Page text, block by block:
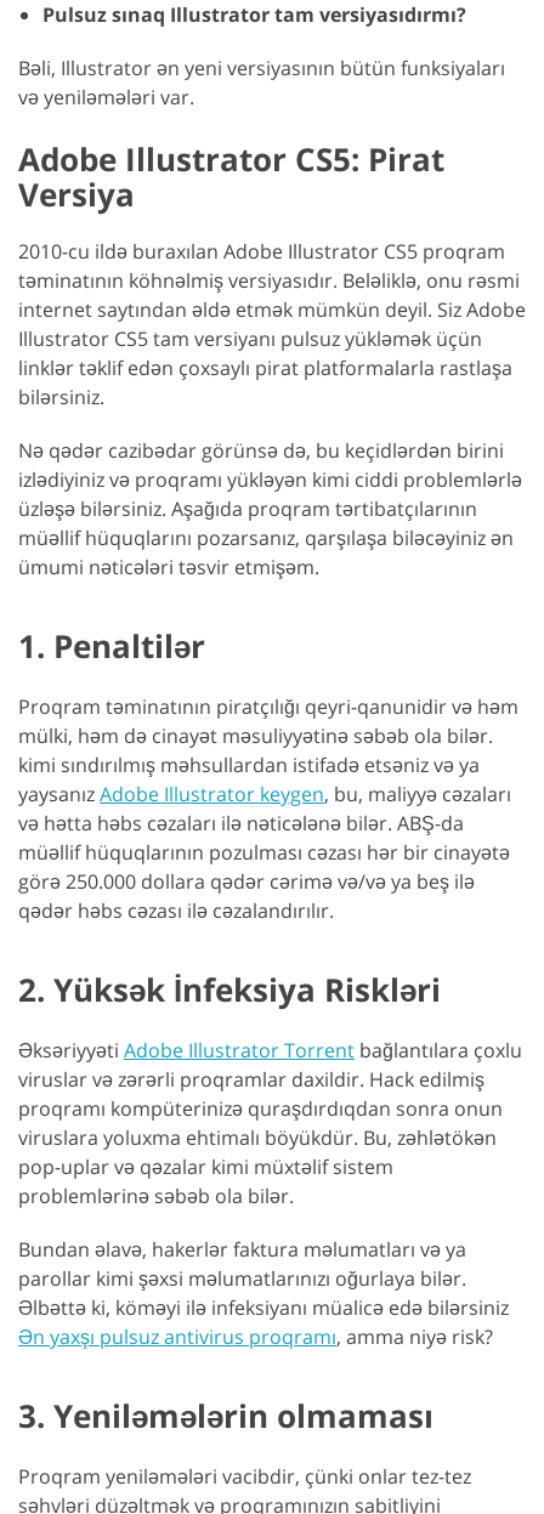
Pulsuz sınaq Illustrator tam versiyasıdırmı?
Bəli, Illustrator ən yeni versiyasının bütün funksiyaları
və yeniləmələri var.
Adobe Illustrator CS5: Pirat
Versiya
2010-cu ildə buraxılan Adobe Illustrator CS5 proqram
təminatının köhnəlmiş versiyasıdır. Beləliklə, onu rəsmi
internet saytından əldə etmək mümkün deyil. Siz Adobe
Illustrator CS5 tam versiyanı pulsuz yükləmək üçün
linklər təklif edən çoxsaylı pirat platformalarla rastlaşa
bilərsiniz.
Nə qədər cazibədar görünsə də, bu keçidlərdən birini
izlədiyiniz və proqramı yükləyən kimi ciddi problemlərlə
üzləşə bilərsiniz. Aşağıda proqram tərtibatçılarının
müəllif hüquqlarını pozarsanız, qarşılaşa biləcəyiniz ən
ümumi nəticələri təsvir etmişəm.
1. Penaltilər
Proqram təminatının piratçılığı qeyri-qanunidir və həm
mülki, həm də cinayət məsuliyyətinə səbəb ola bilər.
kimi sındırılmış məhsullardan istifadə etsəniz və ya
yaysanızAdobe Illustrator keygen, bu, maliyyə cəzaları
və hətta həbs cəzaları ilə nəticələnə bilər. ABŞ-da
müəllif hüquqlarının pozulması cəzası hər bir cinayətə
görə 250.000 dollara qədər cərimə və/və ya beş ilə
qədər həbs cəzası ilə cəzalandırılır.
2. Yüksək İnfeksiya Riskləri
Əksəriyyəti Adobe Illustrator Torrent bağlantılara çoxlu
viruslar və zərərli proqramlar daxildir. Hack edilmiş
proqramı kompüterinizə quraşdırdıqdan sonra onun
viruslara yoluxma ehtimalı böyükdür. Bu, zəhlətökən
pop-uplar və qəzalar kimi müxtəlif sistem
problemlərinə səbəb ola bilər.
Bundan əlavə, hakerlər faktura məlumatları və ya
parollar kimi şəxsi məlumatlarınızı oğurlaya bilər.
Əlbəttə ki, köməyi ilə infeksiyanı müalicə edə bilərsiniz
Ən yaxşı pulsuz antivirus proqramı, amma niyə risk?
3. Yeniləmələrin olmaması
Proqram yeniləmələri vacibdir, çünki onlar tez-tez
səhvləri düzəltmək və proqramınızın sabitliyini